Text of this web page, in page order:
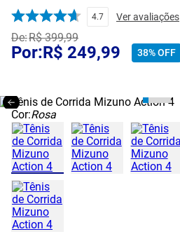
4.7 Ver avaliações
R$ 399,99
R$ 249,99 38%OFF
Cor:Rosa